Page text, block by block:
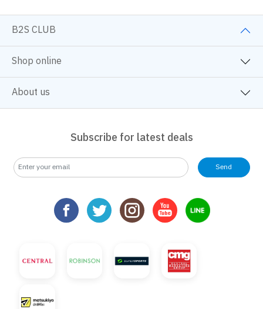
B2S CLUB
Shop online
About us
Subscribe for latest deals
Send